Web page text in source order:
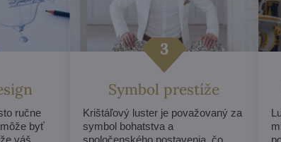
ručne
byť
váš
Symbol prestíže
Krištáľový luster je považovaný za
symbol bohatstva a
spoločenského postavenia, čo